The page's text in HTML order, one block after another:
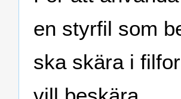
en styrfil som
ska skära i